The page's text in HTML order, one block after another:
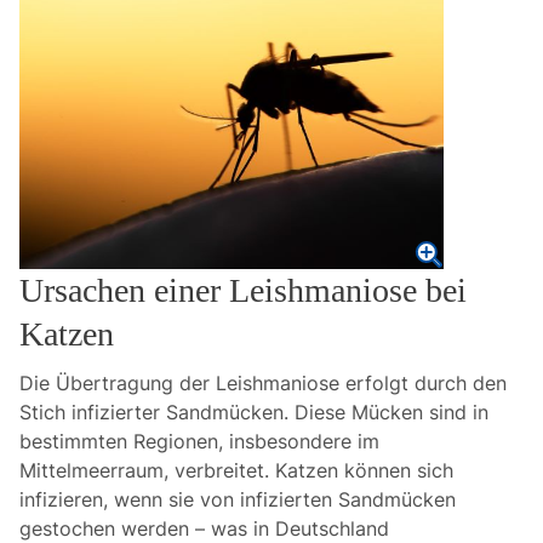
Ursachen einer Leishmaniose bei
Katzen
Die Übertragung der Leishmaniose erfolgt durch den
Stich infizierter Sandmücken. Diese Mücken sind in
bestimmten Regionen, insbesondere im
Mittelmeerraum, verbreitet. Katzen können sich
infizieren, wenn sie von infizierten Sandmücken
gestochen werden – was in Deutschland